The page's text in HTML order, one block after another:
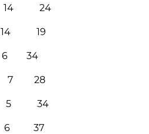
24
19
34
28
5 34
37